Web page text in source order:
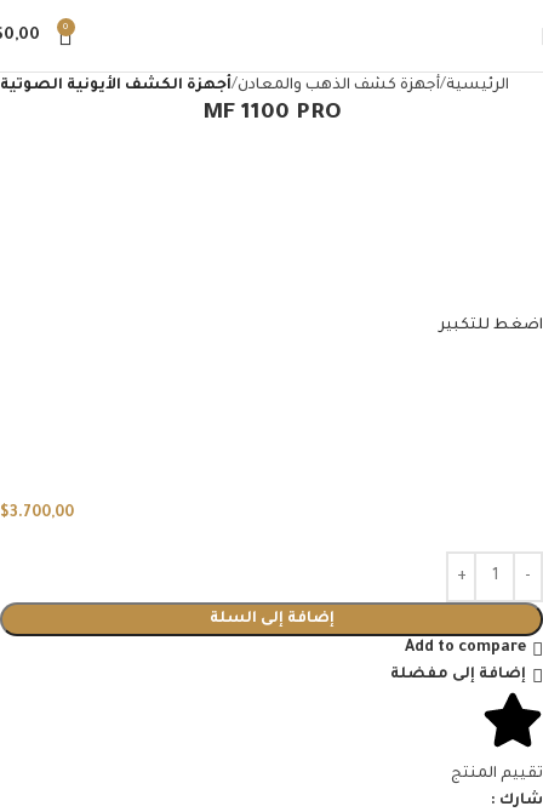
0
0,00
الرئيسية أجهزة كشف الذهب والمعادن أجهزة الكشف الأيونية الصوتية
MF 1100 PRO
اضغط للتكبير
$3.700,00
إضافة إلى السلة
Add to compare
إضافة إلى مفضلة
تقييم المنتج
شارك :